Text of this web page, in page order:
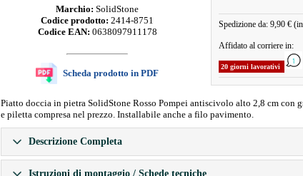
Marchio: SolidStone
Codice prodotto: 2414-8751
Codice EAN: 0638097911178
Scheda prodotto in PDF
Spedizione da: 9,90 €
Affidato al corriere in:
20 giorni lavorativi
Piatto doccia in pietra SolidStone Rosso Pompei antiscivolo alto 2,8 cm con
e piletta compresa nel prezzo. Installabile anche a filo pavimento.
Descrizione Completa
Istruzioni di montaggio / Schede tecniche